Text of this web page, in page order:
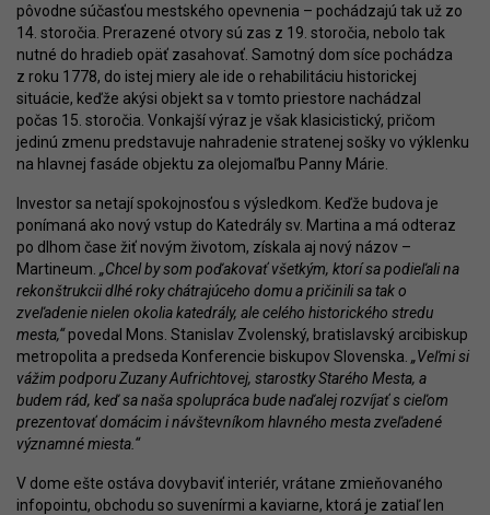
pôvodne súčasťou mestského opevnenia – pochádzajú tak už zo
14. storočia. Prerazené otvory sú zas z 19. storočia, nebolo tak
nutné do hradieb opäť zasahovať. Samotný dom síce pochádza
z roku 1778, do istej miery ale ide o rehabilitáciu historickej
situácie, keďže akýsi objekt sa v tomto priestore nachádzal
počas 15. storočia. Vonkajší výraz je však klasicistický, pričom
jedinú zmenu predstavuje nahradenie stratenej sošky vo výklenku
na hlavnej fasáde objektu za olejomaľbu Panny Márie.
Investor sa netají spokojnosťou s výsledkom. Keďže budova je
ponímaná ako nový vstup do Katedrály sv. Martina a má odteraz
po dlhom čase žiť novým životom, získala aj nový názov –
Martineum. „Chcel by som poďakovať všetkým, ktorí sa podieľali na
rekonštrukcii dlhé roky chátrajúceho domu a pričinili sa tak o
zveľadenie nielen okolia katedrály, ale celého historického stredu
mesta,“povedal Mons. Stanislav Zvolenský, bratislavský arcibiskup
metropolita a predseda Konferencie biskupov Slovenska. „Veľmi si
vážim podporu Zuzany Aufrichtovej, starostky Starého Mesta, a
budem rád, keď sa naša spolupráca bude naďalej rozvíjať s cieľom
prezentovať domácim i návštevníkom hlavného mesta zveľadené
významné miesta.“
V dome ešte ostáva dovybaviť interiér, vrátane zmieňovaného
infopointu, obchodu so suvenírmi a kaviarne, ktorá je zatiaľ len